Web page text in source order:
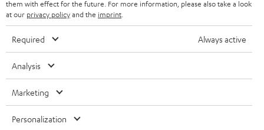
BLUETOOTH-KOPFHÖRER
LAUTSPRECHER
ULTIMA-SERIE
IN-EAR-KOPFHÖRER
NEWSLETTER
STORES
DEINE VORTEILE BEI TEUFEL
TEUFEL STORY
UNSER MANAGEMENT
BELGIEN
POLEN
Technische Änderungen, Tippfehler und Irrtum vorbehalten. Das auf unseren
Fotos abgebildete Zubehör ist nicht im Lieferumfang enthalten. Etwaige
them with effect for the future. For more information, please also take a look
at our privacy policyand the imprint
Required Always active
Analysis
Marketing
Personalization